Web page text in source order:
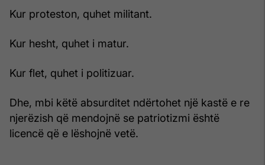
Kur proteston, quhet militant.
Kur hesht, quhet i matur.
Kur flet, quhet i politizuar.
Dhe, mbi këtë absurditet ndërtohet një kastë e re
njerëzish që mendojnë se patriotizmi është
licencë që e lëshojnë vetë.